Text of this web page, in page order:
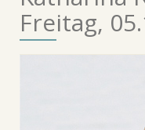
Freitag,